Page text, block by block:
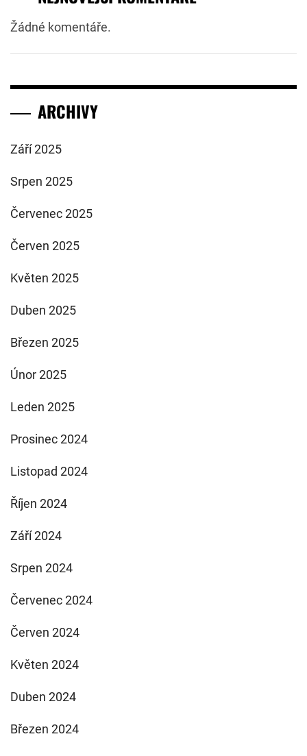
Žádné komentáře.
ARCHIVY
Září 2025
Srpen 2025
Červenec 2025
Červen 2025
Květen 2025
Duben 2025
Březen 2025
Únor 2025
Leden 2025
Prosinec 2024
Listopad 2024
Říjen 2024
Září 2024
Srpen 2024
Červenec 2024
Červen 2024
Květen 2024
Duben 2024
Březen 2024